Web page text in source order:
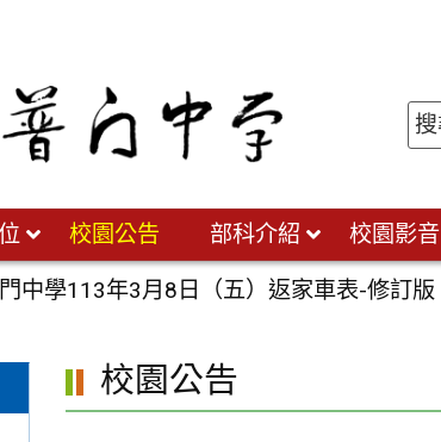
校園公告 部科介紹 校園影音
中學113年3月8日（五）返家車表-修訂版
校園公告